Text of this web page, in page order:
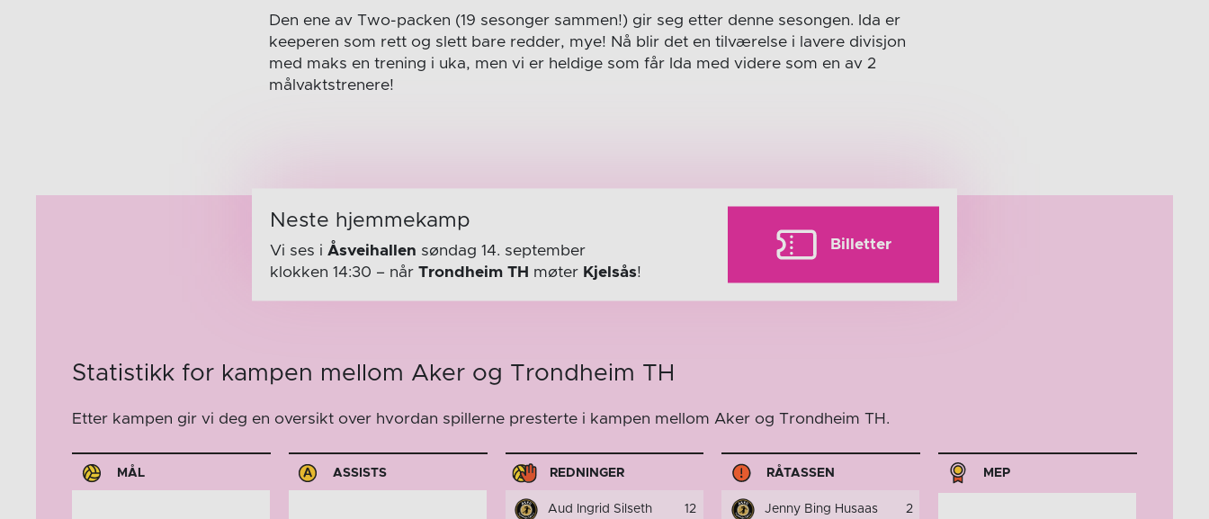
Den ene av Two-packen (19 sesonger sammen!) gir seg etter denne sesongen. Ida er
keeperen som rett og slett bare redder, mye! Nå blir det en tilværelse i lavere divisjon
med maks en trening i uka, men vi er heldige som får Ida med videre som en av 2
målvaktstrenere!
Neste hjemmekamp
Vi ses i Åsveihallen søndag 14. september
klokken 14:30 – når Trondheim TH møter Kjelsås!
Billetter
Statistikk for kampen mellom Aker og Trondheim TH
Etter kampen gir vi deg en oversikt over hvordan spillerne presterte i kampen mellom Aker og Trondheim TH.
MÅL ASSISTS REDNINGER
Aud Ingrid Silseth 12
RÅTASSEN
Jenny Bing Husaas 2
MEP